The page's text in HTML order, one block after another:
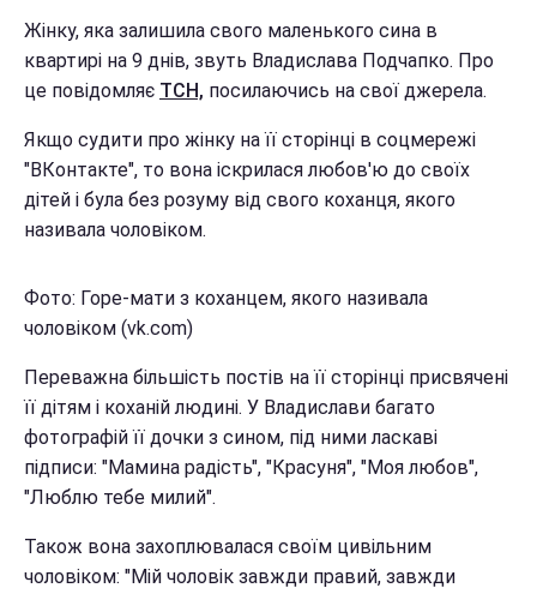
Жінку, яка залишила свого маленького сина в
квартирі на 9 днів, звуть Владислава Подчапко. Про
це повідомляє ТСН, посилаючись на свої джерела.
Якщо судити про жінку на її сторінці в соцмережі
"ВКонтакте", то вона іскрилася любов'ю до своїх
дітей і була без розуму від свого коханця, якого
називала чоловіком.
Фото: Горе-мати з коханцем, якого називала
чоловіком (vk.com)
Переважна більшість постів на її сторінці присвячені
її дітям і коханій людині. У Владислави багато
фотографій її дочки з сином, під ними ласкаві
підписи: "Мамина радість", "Красуня", "Моя любов",
"Люблю тебе милий".
Також вона захоплювалася своїм цивільним
чоловіком: "Мій чоловік завжди правий, завжди